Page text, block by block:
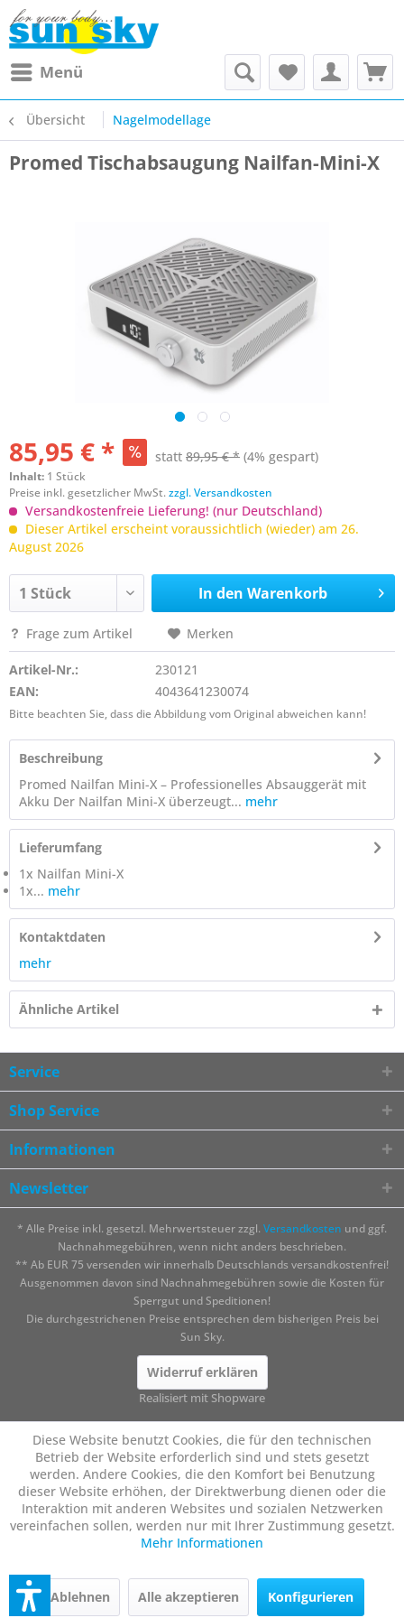
Menü
Übersicht Nagelmodellage
Promed Tischabsaugung Nailfan-Mini-X
85,95 € * statt 89,95 € * (4% gespart)
Inhalt: 1 Stück
Preise inkl. gesetzlicher MwSt.zzgl. Versandkosten
Versandkostenfreie Lieferung! (nur Deutschland)
Dieser Artikel erscheint voraussichtlich (wieder) am 26.
August 2026
In den Warenkorb
Frage zum Artikel Merken
Artikel-Nr.:
230121
EAN:
4043641230074
Bitte beachten Sie, dass die Abbildung vom Original abweichen kann!
Beschreibung
Promed Nailfan Mini-X – Professionelles Absauggerät mit
Akku Der Nailfan Mini-X überzeugt... mehr
Lieferumfang
1x Nailfan Mini-X
1x... mehr
Kontaktdaten
mehr
Ähnliche Artikel
Service
Shop Service
Informationen
Newsletter
* Alle Preise inkl. gesetzl. Mehrwertsteuer zzgl. Versandkosten und ggf.
Nachnahmegebühren, wenn nicht anders beschrieben.
** Ab EUR 75 versenden wir innerhalb Deutschlands versandkostenfrei!
Ausgenommen davon sind Nachnahmegebühren sowie die Kosten für
Sperrgut und Speditionen!
Die durchgestrichenen Preise entsprechen dem bisherigen Preis bei
Sun Sky.
Widerruf erklären
Realisiert mit Shopware
Diese Website benutzt Cookies, die für den technischen
Betrieb der Website erforderlich sind und stets gesetzt
werden. Andere Cookies, die den Komfort bei Benutzung
dieser Website erhöhen, der Direktwerbung dienen oder die
Interaktion mit anderen Websites und sozialen Netzwerken
vereinfachen sollen, werden nur mit Ihrer Zustimmung gesetzt.
Mehr Informationen
Ablehnen Alle akzeptieren Konfigurieren